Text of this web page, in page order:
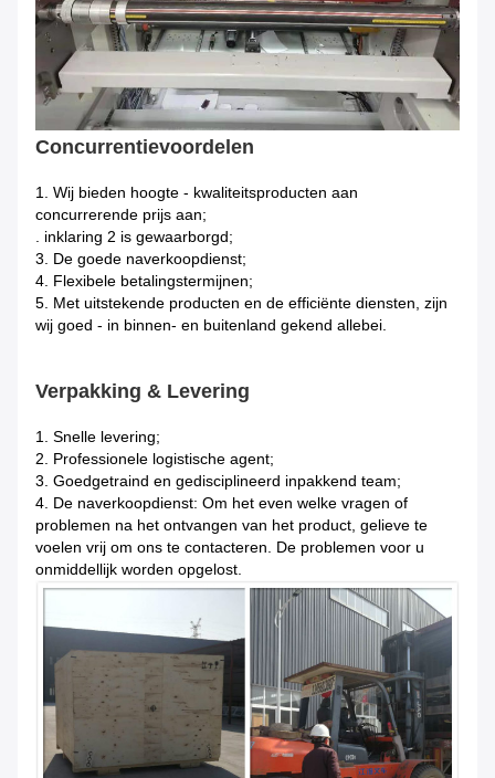
Concurrentievoordelen
1. Wij bieden hoogte - kwaliteitsproducten aan
concurrerende prijs aan;
. inklaring 2 is gewaarborgd;
3. De goede naverkoopdienst;
4. Flexibele betalingstermijnen;
5. Met uitstekende producten en de efficiënte diensten, zijn
wij goed - in binnen- en buitenland gekend allebei.
Verpakking & Levering
1. Snelle levering;
2. Professionele logistische agent;
3. Goedgetraind en gedisciplineerd inpakkend team;
4. De naverkoopdienst: Om het even welke vragen of
problemen na het ontvangen van het product, gelieve te
voelen vrij om ons te contacteren. De problemen voor u
onmiddellijk worden opgelost.